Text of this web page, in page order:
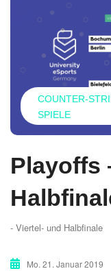
COUNTER-
SPIELE
Playoffs
- Viertel- und Halbfinale
Mo. 21. Januar 2019